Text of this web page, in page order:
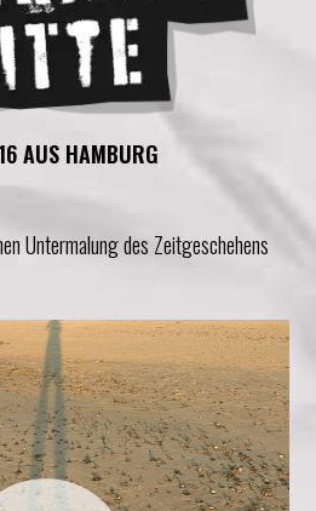
AUS HAMBURG
Untermalung des Zeitgeschehens